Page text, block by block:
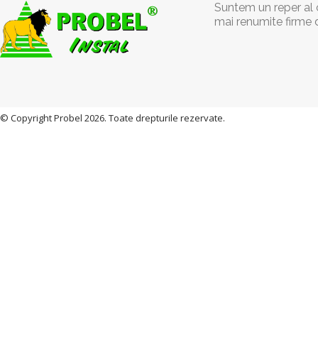
Suntem un reper
mai renumite firme
© Copyright Probel 2026. Toate drepturile rezervate.